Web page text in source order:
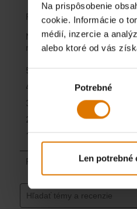
Na prispôsobenie
cookie. Informácie o
médií, inzercie a
alebo ktoré od vás
Výber
súhlasu
Potrebné
Len potrebné